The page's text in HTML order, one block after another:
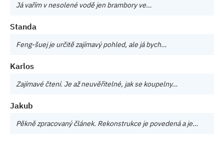
Já vařím v nesolené vodě jen brambory ve…
Standa
Feng-šuej je určitě zajímavý pohled, ale já bych…
Karlos
Zajímavé čtení. Je až neuvěřitelné, jak se koupelny…
Jakub
Pěkně zpracovaný článek. Rekonstrukce je povedená a je…